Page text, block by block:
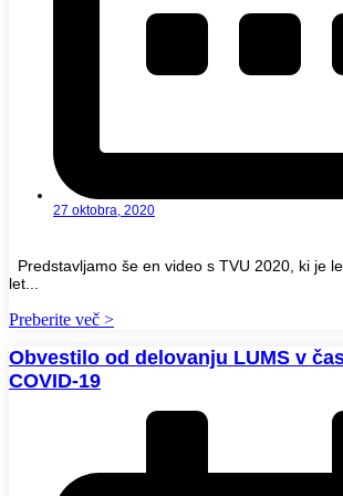
27 oktobra, 2020
Predstavljamo še en video s TVU 2020, ki je
let...
Preberite več >
Obvestilo od delovanju LUMS v
COVID-19